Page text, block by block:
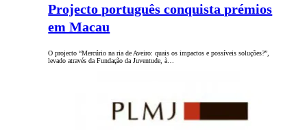
Projecto português conquista prémios
em Macau
O projecto “Mercúrio na ria de Aveiro: quais os impactos e possíveis soluções?”,
levado através da Fundação da Juventude, à…